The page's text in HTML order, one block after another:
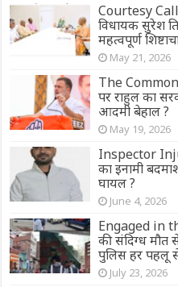
Courtesy Call
विधायक सुरेश
महत्वपूर्ण
May 21, 2026
The
पर राहुल का
आदमी बेहाल ?
May 19, 2026
Inspector
का इनामी
घायल ?
June 4, 2026
Engaged in
की संदिग्ध मौत
पुलिस हर पहलू
July 23, 2026